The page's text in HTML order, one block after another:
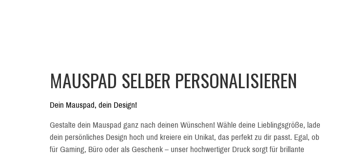
MAUSPAD SELBER PERSONALISIEREN
Dein Mauspad, dein Design!
Gestalte dein Mauspad ganz nach deinen Wünschen! Wähle deine Lieblingsgröße, lade
dein persönliches Design hoch und kreiere ein Unikat, das perfekt zu dir passt. Egal, ob
für Gaming, Büro oder als Geschenk – unser hochwertiger Druck sorgt für brillante